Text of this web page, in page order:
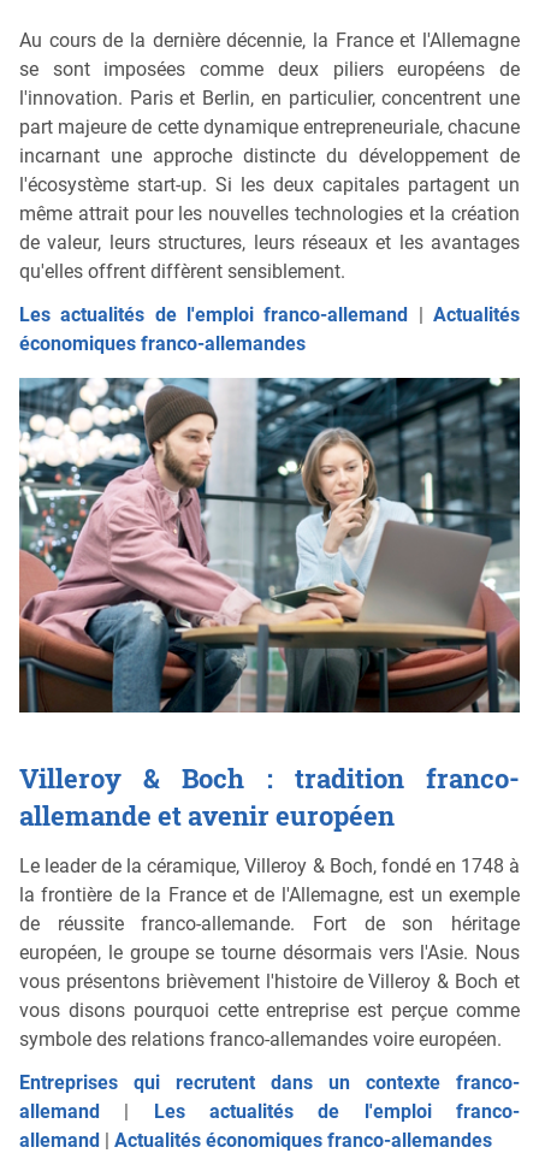
Au cours de la dernière décennie, la France et l'Allemagne
se sont imposées comme deux piliers européens de
l'innovation. Paris et Berlin, en particulier, concentrent une
part majeure de cette dynamique entrepreneuriale, chacune
incarnant une approche distincte du développement de
l'écosystème start-up. Si les deux capitales partagent un
même attrait pour les nouvelles technologies et la création
de valeur, leurs structures, leurs réseaux et les avantages
qu'elles offrent diffèrent sensiblement.
Les actualités de l'emploi franco-allemand |Actualités
économiques franco-allemandes
Villeroy & Boch : tradition franco-
allemande et avenir européen
Le leader de la céramique, Villeroy & Boch, fondé en 1748 à
la frontière de la France et de l'Allemagne, est un exemple
de réussite franco-allemande. Fort de son héritage
européen, le groupe se tourne désormais vers l'Asie. Nous
vous présentons brièvement l'histoire de Villeroy & Boch et
vous disons pourquoi cette entreprise est perçue comme
symbole des relations franco-allemandes voire européen.
Entreprises qui recrutent dans un contexte franco-
allemand
Les actualités de l'emploi franco-
allemand
Actualités économiques franco-allemandes